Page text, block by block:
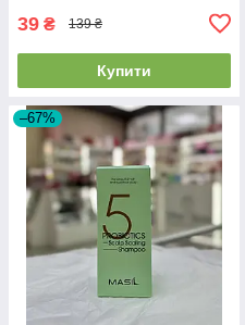
39 ₴ 139 ₴
Купити
–67%